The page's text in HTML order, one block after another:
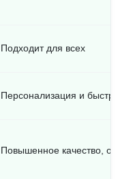
Подходит для всех
Персонализация и
Повышенное качество,